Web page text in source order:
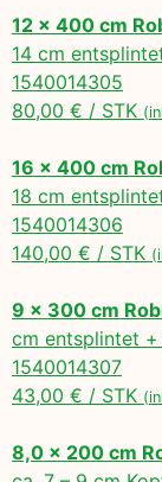
12 x 400 cm
14 cm
1540014305
80,00 € / STK
16 x 400 cm
18 cm
1540014306
140,00 € / STK
9 x 300 cm
cm entsplintet
1540014307
43,00 € / STK
8,0 x 200 cm